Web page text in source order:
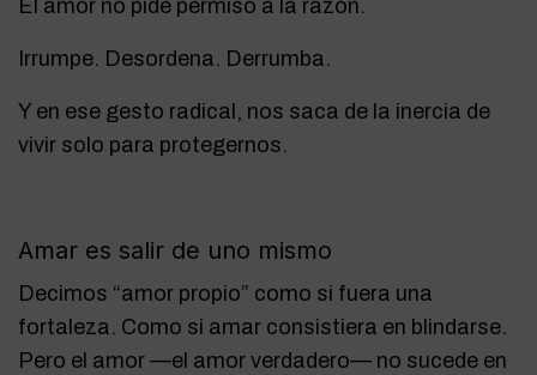
El amor no pide permiso a la razón.
Irrumpe. Desordena. Derrumba.
Y en ese gesto radical, nos saca de la inercia de
vivir solo para protegernos.
Amar es salir de uno mismo
Decimos “amor propio” como si fuera una
fortaleza. Como si amar consistiera en blindarse.
Pero el amor —el amor verdadero— no sucede en